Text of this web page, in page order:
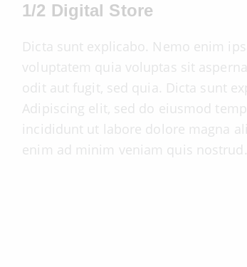
1/2 Digital Store
Dicta sunt explicabo. Nemo enim
voluptatem quia voluptas sit
odit aut fugit, sed quia. Dicta sunt
Adipiscing elit, sed do eiusmod
incididunt ut labore dolore magna
enim ad minim veniam quis nostrud.